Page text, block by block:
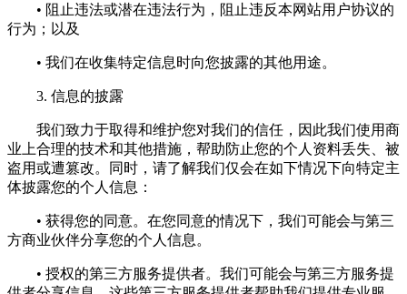
• 阻止违法或潜在违法行为，阻止违反本网站用户协议的
行为；以及
• 我们在收集特定信息时向您披露的其他用途。
3. 信息的披露
我们致力于取得和维护您对我们的信任，因此我们使用商
业上合理的技术和其他措施，帮助防止您的个人资料丢失、被
盗用或遭篡改。同时，请了解我们仅会在如下情况下向特定主
体披露您的个人信息：
• 获得您的同意。在您同意的情况下，我们可能会与第三
方商业伙伴分享您的个人信息。
• 授权的第三方服务提供者。我们可能会与第三方服务提